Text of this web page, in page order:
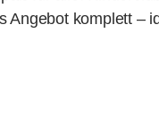
Angebot komplett –